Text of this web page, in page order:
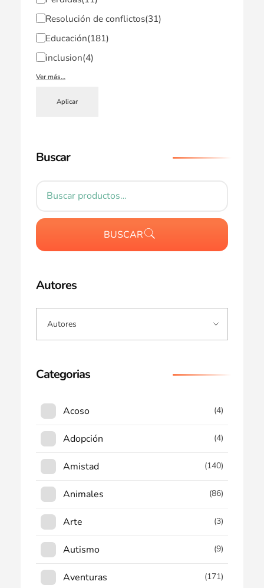
Resolución de conflictos(31)
Educación(181)
inclusion(4)
Ver más…
Aplicar
Buscar
BUSCAR
Autores
Categorias
Acoso (4)
Adopción (4)
Amistad (140)
Animales (86)
Arte (3)
Autismo (9)
Aventuras (171)